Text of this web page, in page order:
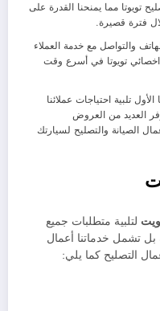
تويوتا مما يمنحنا القدرة على
فترة قصيرة.
والتواصل مع خدمة العملاء
تويوتا في أسرع وقت
تلبية احتياجات عملائنا
العديد من العروض
الصيانة والتصليح لسيارتك
لتلبية متطلبات جميع
بل تشمل خدماتنا أعمال
التصليح كما يلي: